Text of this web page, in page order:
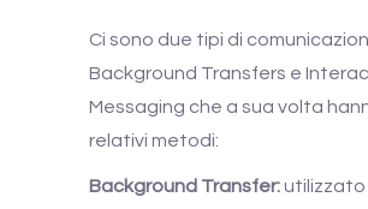
Ci sono due tipi di
Background Transfers e
Messaging che a sua volta
relativi metodi:
Background Transfer: